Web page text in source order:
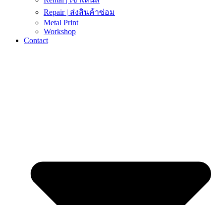
Repair | ส่งสินค้าซ่อม
Metal Print
Workshop
Contact